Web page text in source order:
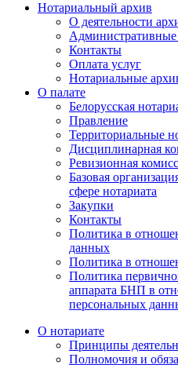
Нотариальный архив
О деятельности
Контакты
Оплата услуг
Нотариальные
О палате
Белорусская
Правление
Территориальные
Дисциплинарная
Ревизионная
Базовая
сфере нотариата
Закупки
Контакты
Политика в
данных
Политика в
Политика
аппарата БНП в
персональных
О нотариате
Принципы
Полномочия и